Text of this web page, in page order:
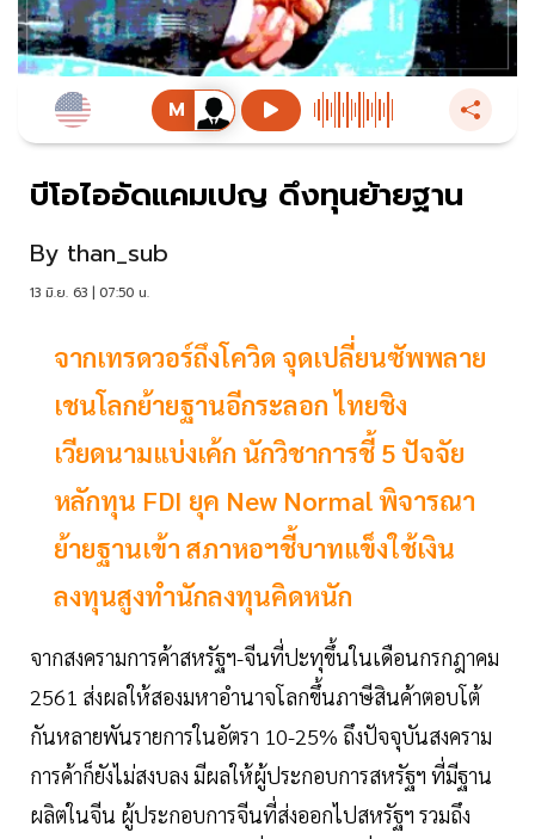
บีโอไออัดแคมเปญ ดึงทุนย้ายฐาน
By than_sub
13 มิ.ย. 63 | 07:50 น.
จากเทรดวอร์ถึงโควิด จุดเปลี่ยนซัพพลาย
เชนโลกย้ายฐานอีกระลอก ไทยชิง
เวียดนามแบ่งเค้ก นักวิชาการชี้ 5 ปัจจัย
หลักทุน FDI ยุค New Normal พิจารณา
ย้ายฐานเข้า สภาหอฯชี้บาทแข็งใช้เงิน
ลงทุนสูงทำนักลงทุนคิดหนัก
จากสงครามการค้าสหรัฐฯ-จีนที่ปะทุขึ้นในเดือนกรกฎาคม
2561 ส่งผลให้สองมหาอำนาจโลกขึ้นภาษีสินค้าตอบโต้
กันหลายพันรายการในอัตรา 10-25% ถึงปัจจุบันสงคราม
การค้าก็ยังไม่สงบลง มีผลให้ผู้ประกอบการสหรัฐฯ ที่มีฐาน
ผลิตในจีน ผู้ประกอบการจีนที่ส่งออกไปสหรัฐฯ รวมถึง